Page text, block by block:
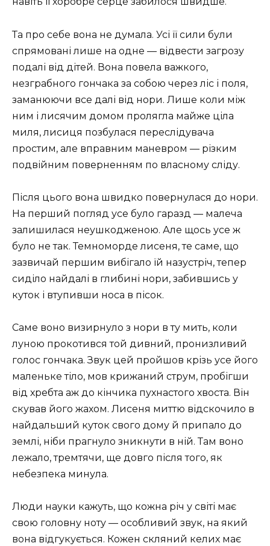
Та про себе вона не думала. Усі її сили були
спрямовані лише на одне — відвести загрозу
подалі від дітей. Вона повела важкого,
незграбного гончака за собою через ліс і поля,
заманюючи все далі від нори. Лише коли між
ним і лисячим домом пролягла майже ціла
миля, лисиця позбулася переслідувача
простим, але вправним маневром — різким
подвійним поверненням по власному сліду.
Після цього вона швидко повернулася до нори.
На перший погляд усе було гаразд — малеча
залишилася неушкодженою. Але щось усе ж
було не так. Темноморде лисеня, те саме, що
зазвичай першим вибігало їй назустріч, тепер
сиділо найдалі в глибині нори, забившись у
куток і втупивши носа в пісок.
Саме воно визирнуло з нори в ту мить, коли
луною прокотився той дивний, пронизливий
голос гончака. Звук цей пройшов крізь усе його
маленьке тіло, мов крижаний струм, пробігши
від хребта аж до кінчика пухнастого хвоста. Він
скував його жахом. Лисеня миттю відскочило в
найдальший куток свого дому й припало до
землі, ніби прагнуло зникнути в ній. Там воно
лежало, тремтячи, ще довго після того, як
небезпека минула.
Люди науки кажуть, що кожна річ у світі має
свою головну ноту — особливий звук, на який
вона відгукується. Кожен скляний келих має